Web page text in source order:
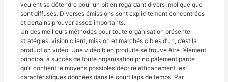
veulent se détendre pour un bit en regardant divers implique que
sont diffusés. Diverses émissions sont explicitement concentrées
et certains prouver assez importants.
Un des meilleurs méthodes pour toute organisation présente
stratégies, vision client, mission et marchés cibles d’un, c’est la
production vidéo. Une vidéo bien produite se trouve être l’élément
principal à succès de toute organisation principalement parce
qu’il contient le moyens possibles décrire efficacement les
caractéristiques données dans le court laps de temps. Par